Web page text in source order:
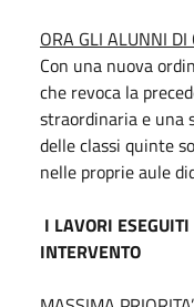
ORA GLI ALUNNI
Con una nuova
che revoca la
straordinaria e una
delle classi quinte
nelle proprie aule
I LAVORI
INTERVENTO